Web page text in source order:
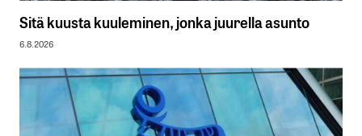
Sitä kuusta kuuleminen, jonka juurella asunto
6.8.2026